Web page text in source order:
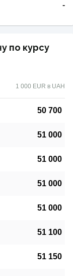
-
по курсу
1 000 EUR в UAH
50 700
51 000
51 000
51 000
51 000
51 100
51 150